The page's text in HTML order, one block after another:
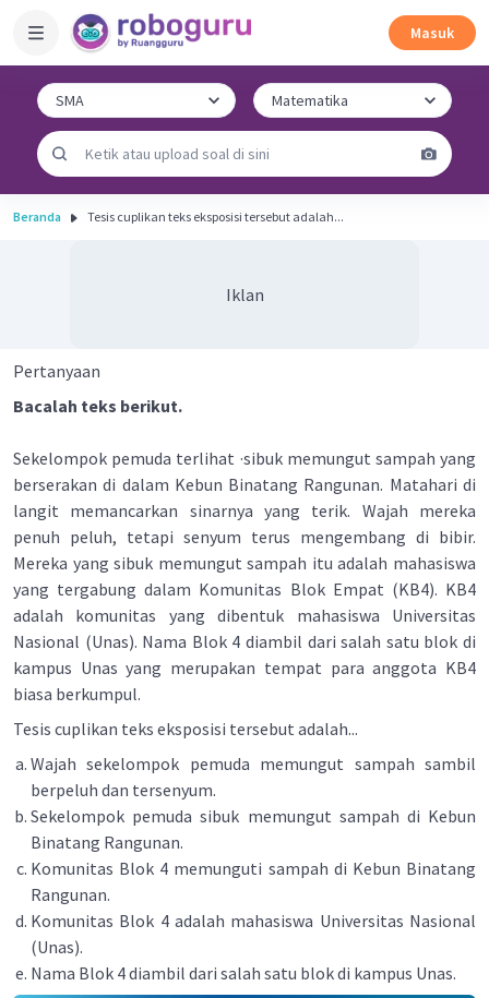
Masuk
Beranda Tesis cuplikan teks eksposisi tersebut adalah...
Iklan
Pertanyaan
Bacalah teks berikut.
Sekelompok pemuda terlihat ·sibuk memungut sampah yang
berserakan di dalam Kebun Binatang Rangunan. Matahari di
langit memancarkan sinarnya yang terik. Wajah mereka
penuh peluh, tetapi senyum terus mengembang di bibir.
Mereka yang sibuk memungut sampah itu adalah mahasiswa
yang tergabung dalam Komunitas Blok Empat (KB4). KB4
adalah komunitas yang dibentuk mahasiswa Universitas
Nasional (Unas). Nama Blok 4 diambil dari salah satu blok di
kampus Unas yang merupakan tempat para anggota KB4
biasa berkumpul.
Tesis cuplikan teks eksposisi tersebut adalah...
Wajah sekelompok pemuda memungut sampah sambil
berpeluh dan tersenyum.
Sekelompok pemuda sibuk memungut sampah di Kebun
Binatang Rangunan.
Komunitas Blok 4 memunguti sampah di Kebun Binatang
Rangunan.
Komunitas Blok 4 adalah mahasiswa Universitas Nasional
(Unas).
Nama Blok 4 diambil dari salah satu blok di kampus Unas.